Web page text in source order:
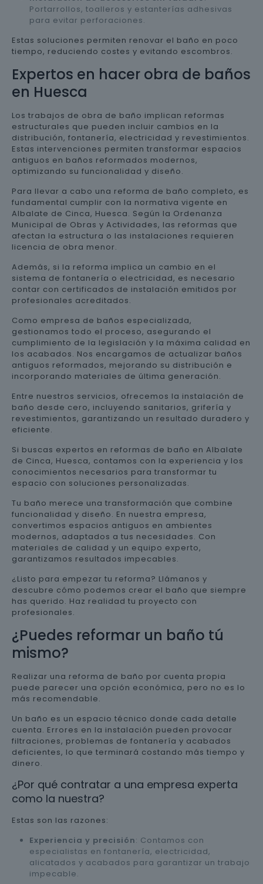
Portarrollos, toalleros y estanterías adhesivas
para evitar perforaciones.
Estas soluciones permiten renovar el baño en poco
tiempo, reduciendo costes y evitando escombros.
Expertos en hacer obra de baños
en Huesca
Los trabajos de obra de baño implican reformas
estructurales que pueden incluir cambios en la
distribución, fontanería, electricidad y revestimientos.
Estas intervenciones permiten transformar espacios
antiguos en baños reformados modernos,
optimizando su funcionalidad y diseño.
Para llevar a cabo una reforma de baño completo, es
fundamental cumplir con la normativa vigente en
Albalate de Cinca, Huesca. Según la Ordenanza
Municipal de Obras y Actividades, las reformas que
afectan la estructura o las instalaciones requieren
licencia de obra menor.
Además, si la reforma implica un cambio en el
sistema de fontanería o electricidad, es necesario
contar con certificados de instalación emitidos por
profesionales acreditados.
Como empresa de baños especializada,
gestionamos todo el proceso, asegurando el
cumplimiento de la legislación y la máxima calidad en
los acabados. Nos encargamos de actualizar baños
antiguos reformados, mejorando su distribución e
incorporando materiales de última generación.
Entre nuestros servicios, ofrecemos la instalación de
baño desde cero, incluyendo sanitarios, grifería y
revestimientos, garantizando un resultado duradero y
eficiente.
Si buscas expertos en reformas de baño en Albalate
de Cinca, Huesca, contamos con la experiencia y los
conocimientos necesarios para transformar tu
espacio con soluciones personalizadas.
Tu baño merece una transformación que combine
funcionalidad y diseño. En nuestra empresa,
convertimos espacios antiguos en ambientes
modernos, adaptados a tus necesidades. Con
materiales de calidad y un equipo experto,
garantizamos resultados impecables.
¿Listo para empezar tu reforma? Llámanos y
descubre cómo podemos crear el baño que siempre
has querido. Haz realidad tu proyecto con
profesionales.
¿Puedes reformar un baño tú
mismo?
Realizar una reforma de baño por cuenta propia
puede parecer una opción económica, pero no es lo
más recomendable.
Un baño es un espacio técnico donde cada detalle
cuenta. Errores en la instalación pueden provocar
filtraciones, problemas de fontanería y acabados
deficientes, lo que terminará costando más tiempo y
dinero.
¿Por qué contratar a una empresa experta
como la nuestra?
Estas son las razones:
Experiencia y precisión: Contamos con
especialistas en fontanería, electricidad,
alicatados y acabados para garantizar un trabajo
impecable.